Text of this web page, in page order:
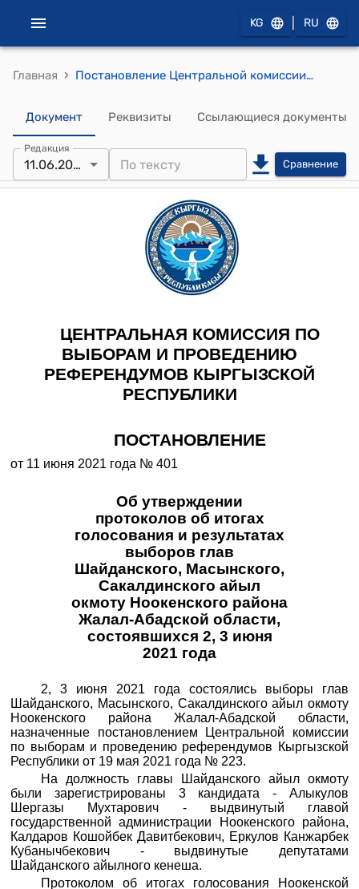
KG RU
Главная › Постановление Центральной комиссии по выборам и проведению референдумов КР от 11 июня 2021 года № 401 "Об утверждении протоколов об итогах голосования и результатах выборов глав Шайданского, Масынского, Сакалдинского айыл окмоту Ноокенского района Жалал-Абадской области, состоявшихся 2, 3 июня 2021 года"
Документ Реквизиты Ссылающиеся документы
Редакция
11.06.2021 Сравнение